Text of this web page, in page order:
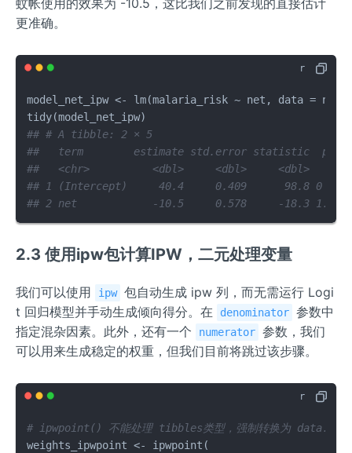
更准确。
model_net_ipw <- lm(malaria_risk ~ net , data =
tidy(model_net_ipw)
## # A tibble: 2 × 5
##   term        estimate std.error statistic
##   <chr>          <dbl>     <dbl>     <dbl>
## 1 (Intercept)     40.4     0.409
## 2 net            -10.5     0.578     -18.3 1.83e-
2.3 使用ipw包计算IPW，二元处理变量
我们可以使用 ipw 包自动生成 ipw 列，而无需运行 Logi
t 回归模型并手动生成倾向得分。在
denominator 参数中
指定混杂因素。此外，还有一个
numerator 参数，我们
可以用来生成稳定的权重，但我们目前将跳过该步骤。
# ipwpoint() 不能处理 tibbles类型，强制转换为
weights_ipwpoint <- ipwpoint (